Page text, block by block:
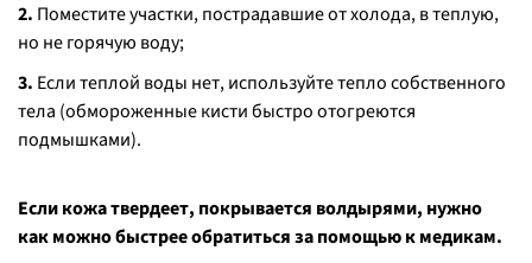
2. Поместите участки, пострадавшие от холода, в теплую,
но не горячую воду;
3. Если теплой воды нет, используйте тепло собственного
тела (обмороженные кисти быстро отогреются
подмышками).
Если кожа твердеет, покрывается волдырями, нужно
как можно быстрее обратиться за помощью к медикам.